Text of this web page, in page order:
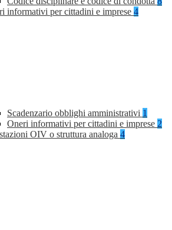
informativi per cittadini e imprese 4
Scadenzario obblighi amministrativi 1
Oneri informativi per cittadini e imprese 2
OIV o struttura analoga 4